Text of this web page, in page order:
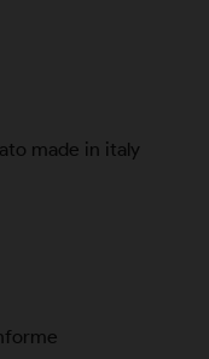
made in italy